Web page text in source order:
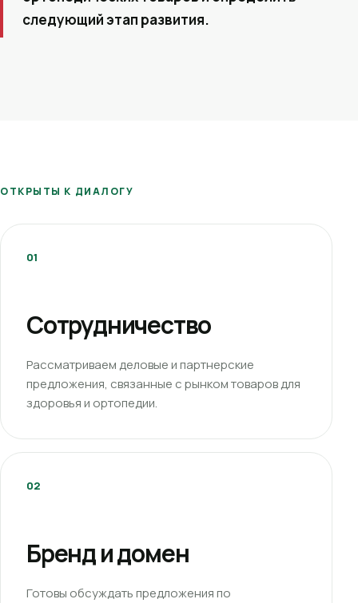
следующий этап развития.
ОТКРЫТЫ К ДИАЛОГУ
01
Сотрудничество
Рассматриваем деловые и партнерские
предложения, связанные с рынком товаров для
здоровья и ортопедии.
02
Бренд и домен
Готовы обсуждать предложения по